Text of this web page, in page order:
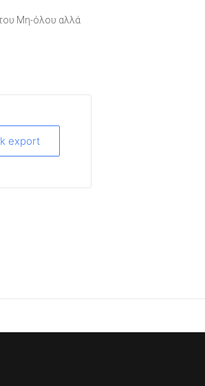
του Μη-όλου αλλά
export